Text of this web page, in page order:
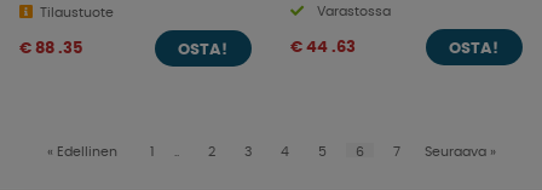
Tilaustuote
€ 88 .35 OSTA!
Varastossa
€ 44 .63 OSTA!
« Edellinen 1 2 3 4 5 6 7 Seuraava »